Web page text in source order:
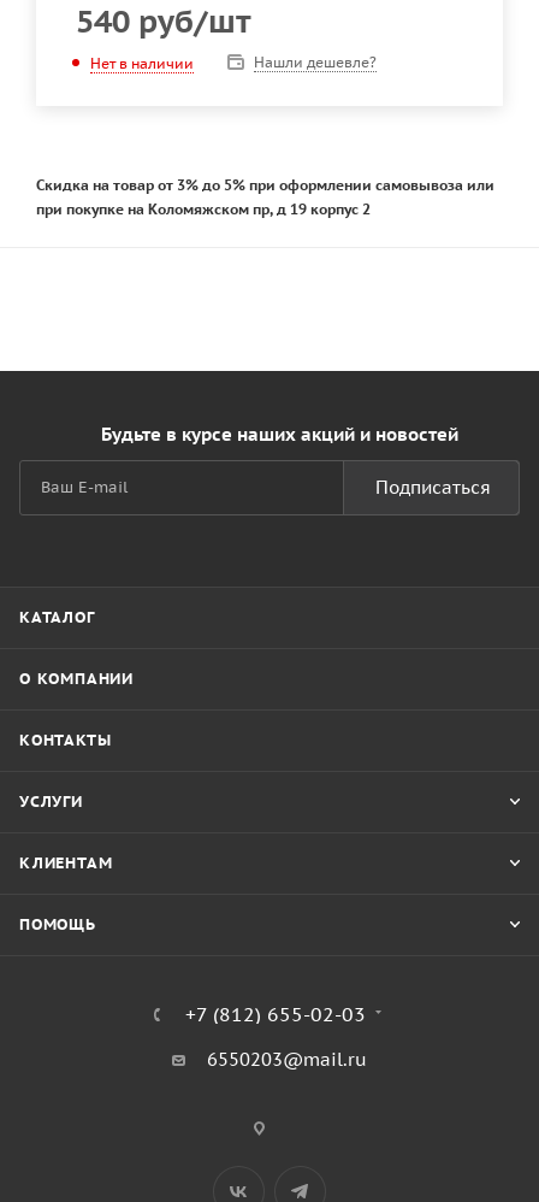
540 руб/шт
Нет в наличии Нашли дешевле?
Скидка на товар от 3% до 5% при оформлении самовывоза или
при покупке на Коломяжском пр, д 19 корпус 2
Будьте в курсе наших акций и новостей
Подписаться
КАТАЛОГ
О КОМПАНИИ
КОНТАКТЫ
УСЛУГИ
КЛИЕНТАМ
ПОМОЩЬ
+7 (812) 655-02-03
6550203@mail.ru